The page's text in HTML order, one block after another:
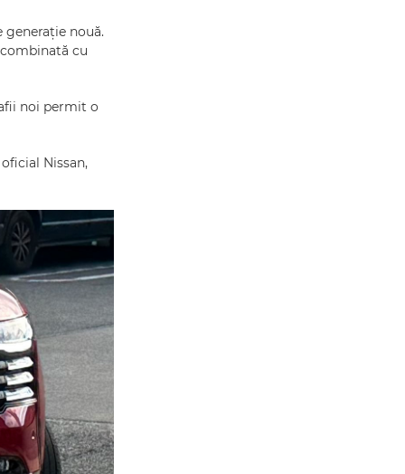
generație nouă.
cu
noi permit o
Nissan,